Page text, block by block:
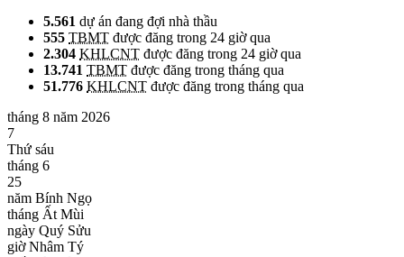
5.561 dự án đang đợi nhà thầu
555 TBMT được đăng trong 24 giờ qua
2.304 KHLCNT được đăng trong 24 giờ qua
13.741 TBMT được đăng trong tháng qua
51.776 KHLCNT được đăng trong tháng qua
tháng 8 năm 2026
7
Thứ sáu
tháng 6
25
năm Bính Ngọ
tháng Ất Mùi
ngày Quý Sửu
giờ Nhâm Tý